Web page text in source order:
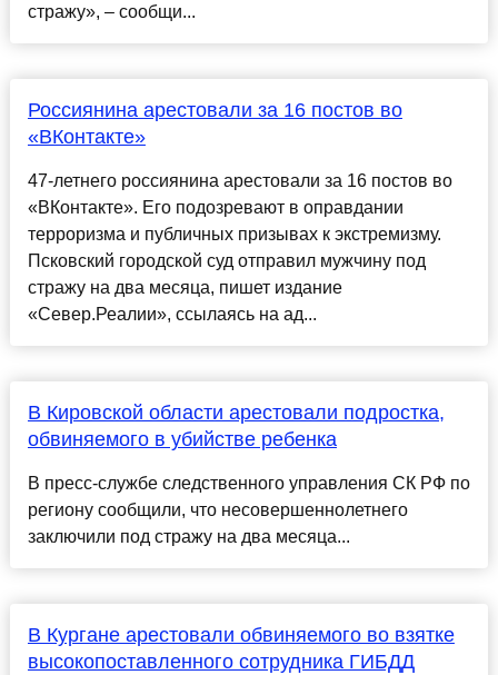
стражу», – сообщи...
Россиянина арестовали за 16 постов во
«ВКонтакте»
47-летнего россиянина арестовали за 16 постов во
«ВКонтакте». Его подозревают в оправдании
терроризма и публичных призывах к экстремизму.
Псковский городской суд отправил мужчину под
стражу на два месяца, пишет издание
«Север.Реалии», ссылаясь на ад...
В Кировской области арестовали подростка,
обвиняемого в убийстве ребенка
В пресс-службе следственного управления СК РФ по
региону сообщили, что несовершеннолетнего
заключили под стражу на два месяца...
В Кургане арестовали обвиняемого во взятке
высокопоставленного сотрудника ГИБДД